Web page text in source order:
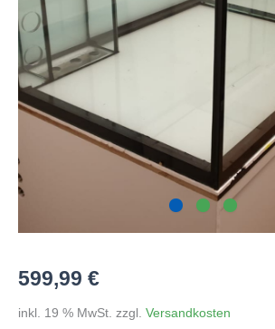
599,99 €
inkl. 19 % MwSt. zzgl. Versandkosten